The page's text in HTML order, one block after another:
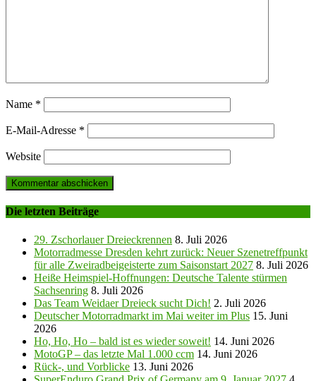
Name *
E-Mail-Adresse *
Website
Die letzten Beiträge
29. Zschorlauer Dreieckrennen 8. Juli 2026
Motorradmesse Dresden kehrt zurück: Neuer Szenetreffpunkt
für alle Zweiradbeigeisterte zum Saisonstart 2027 8. Juli 2026
Heiße Heimspiel-Hoffnungen: Deutsche Talente stürmen
Sachsenring 8. Juli 2026
Das Team Weidaer Dreieck sucht Dich! 2. Juli 2026
Deutscher Motorradmarkt im Mai weiter im Plus 15. Juni
2026
Ho, Ho, Ho – bald ist es wieder soweit! 14. Juni 2026
MotoGP – das letzte Mal 1.000 ccm 14. Juni 2026
Rück-, und Vorblicke 13. Juni 2026